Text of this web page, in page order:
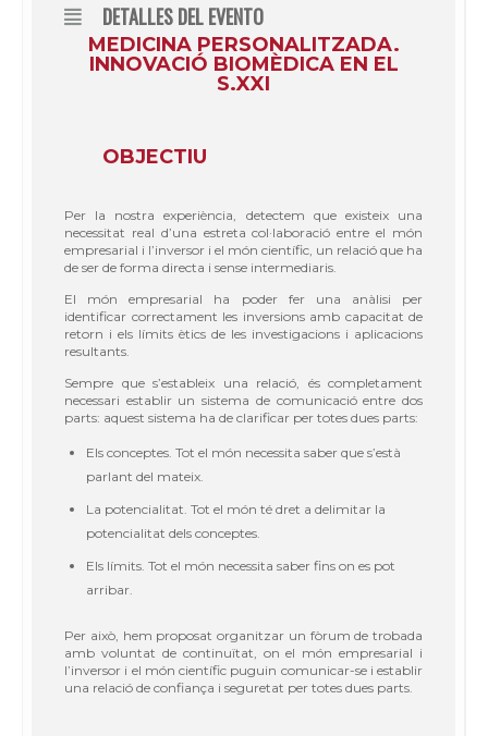
DETALLES DEL EVENTO
MEDICINA PERSONALITZADA.
INNOVACIÓ BIOMÈDICA EN EL
S.XXI
OBJECTIU
Per la nostra experiència, detectem que existeix una
necessitat real d’una estreta col·laboració entre el món
empresarial i l’inversor i el món científic, un relació que ha
de ser de forma directa i sense intermediaris.
El món empresarial ha poder fer una anàlisi per
identificar correctament les inversions amb capacitat de
retorn i els límits ètics de les investigacions i aplicacions
resultants.
Sempre que s’estableix una relació, és completament
necessari establir un sistema de comunicació entre dos
parts: aquest sistema ha de clarificar per totes dues parts:
Els conceptes. Tot el món necessita saber que s’està
parlant del mateix.
La potencialitat. Tot el món té dret a delimitar la
potencialitat dels conceptes.
Els límits. Tot el món necessita saber fins on es pot
arribar.
Per això, hem proposat organitzar un fòrum de trobada
amb voluntat de continuïtat, on el món empresarial i
l’inversor i el món científic puguin comunicar-se i establir
una relació de confiança i seguretat per totes dues parts.